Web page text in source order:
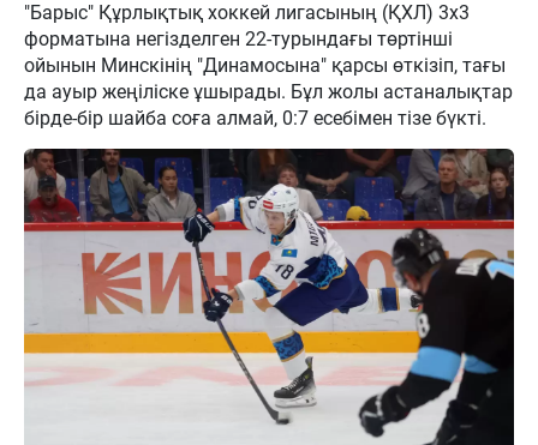
"Барыс" Құрлықтық хоккей лигасының (ҚХЛ) 3х3
форматына негізделген 22-турындағы төртінші
ойынын Минскінің "Динамосына" қарсы өткізіп, тағы
да ауыр жеңіліске ұшырады. Бұл жолы астаналықтар
бірде-бір шайба соға алмай, 0:7 есебімен тізе бүкті.